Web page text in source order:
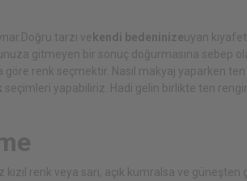
Doğru tarzı ve kendi bedeninizeuyan
gitmeyen bir sonuç doğurmasına sebep
renk seçmektir. Nasıl makyaj yaparken
seçimleri yapabiliriz. Hadi gelin birlikte ten
renk veya sarı, açık kumralsa ve